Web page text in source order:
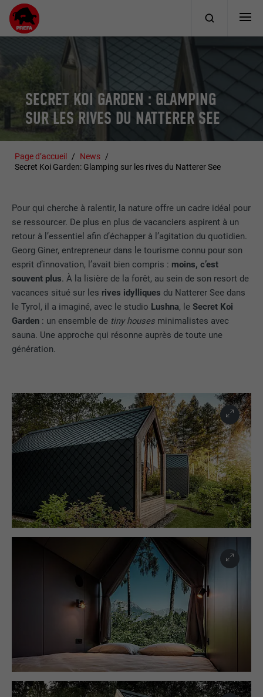
SECRET KOI GARDEN : GLAMPING
SUR LES RIVES DU NATTERER SEE
Page d’accueil
News
Secret Koi Garden: Glamping sur les rives du Natterer See
Pour qui cherche à ralentir, la nature offre un cadre idéal pour
se ressourcer. De plus en plus de vacanciers aspirent à un
retour à l’essentiel afin d’échapper à l’agitation du quotidien.
Georg Giner, entrepreneur dans le tourisme connu pour son
esprit d’innovation, l’avait bien compris : moins, c’est
souvent plus. À la lisière de la forêt, au sein de son resort de
vacances situé sur les rives idylliques du Natterer See dans
le Tyrol, il a imaginé, avec le studio Lushna, leSecret Koi
Garden : un ensemble de tiny houses minimalistes avec
sauna. Une approche qui résonne auprès de toute une
génération.